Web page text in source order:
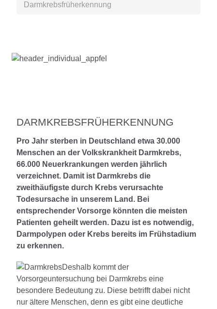
Darmkrebsfrüherkennung
DARMKREBSFRÜHERKENNUNG
Pro Jahr sterben in Deutschland etwa 30.000
Menschen an der Volkskrankheit Darmkrebs,
66.000 Neuerkrankungen werden jährlich
verzeichnet. Damit ist Darmkrebs die
zweithäufigste durch Krebs verursachte
Todesursache in unserem Land. Bei
entsprechender Vorsorge könnten die meisten
Patienten geheilt werden. Dazu ist es notwendig,
Darmpolypen oder Krebs bereits im Frühstadium
zu erkennen.
Deshalb kommt der
Vorsorgeuntersuchung bei Darmkrebs eine
besondere Bedeutung zu. Diese betrifft dabei nicht
nur ältere Menschen, denn es gibt eine deutliche